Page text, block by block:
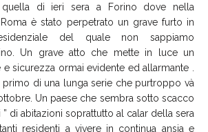
quella di ieri sera a Forino dove nella
è stato perpetrato un grave furto in
del quale non sappiamo
Un grave atto che mette in luce un
sicurezza ormai evidente ed allarmante .
di una lunga serie che purtroppo và
Un paese che sembra sotto scacco
di abitazioni soprattutto al calar della sera
residenti a vivere in continua ansia e